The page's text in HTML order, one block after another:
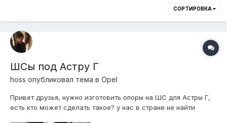
СОРТИРОВКА
ШСы под Астру Г
hoss опубликовал тема в Opel
Привет друзья, нужно изготовить опоры на ШС для Астры Г,
есть кто может сделать такое? у нас в стране не найти